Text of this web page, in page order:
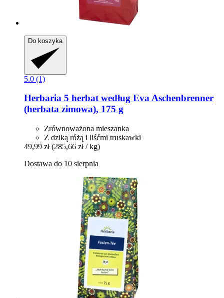
Do koszyka
5.0 (1)
Herbaria 5 herbat według Eva Aschenbrenner
(herbata zimowa), 175 g
Zrównoważona mieszanka
Z dziką różą i liśćmi truskawki
49,99 zł (285,66 zł / kg)
Dostawa do 10 sierpnia